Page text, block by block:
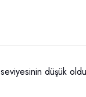
düşük